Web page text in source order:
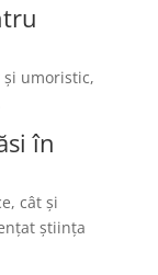
umoristic,
în
cât și
știința